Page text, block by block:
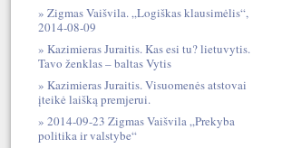
Zigmas Vaišvila. „Logiškas klausimėlis“,
2014-08-09
Kazimieras Juraitis. Kas esi tu? lietuvytis.
Tavo ženklas – baltas Vytis
Kazimieras Juraitis. Visuomenės atstovai
įteikė laišką premjerui.
2014-09-23 Zigmas Vaišvila „Prekyba
politika ir valstybe“